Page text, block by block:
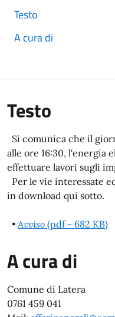
Testo
A cura di
Testo
Si comunica che il
alle ore 16:30,
effettuare lavori sugli
Per le vie interessate
in download qui sotto.
•Avviso (pdf - 682 KB)
A cura di
Comune di Latera
0761 459 041